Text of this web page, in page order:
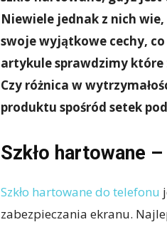
Niewiele jednak z nich
swoje wyjątkowe cechy,
artykule sprawdzimy które
Czy różnica w
produktu spośród setek
Szkło hartowane
Szkło hartowane do telefonu
zabezpieczania ekranu.